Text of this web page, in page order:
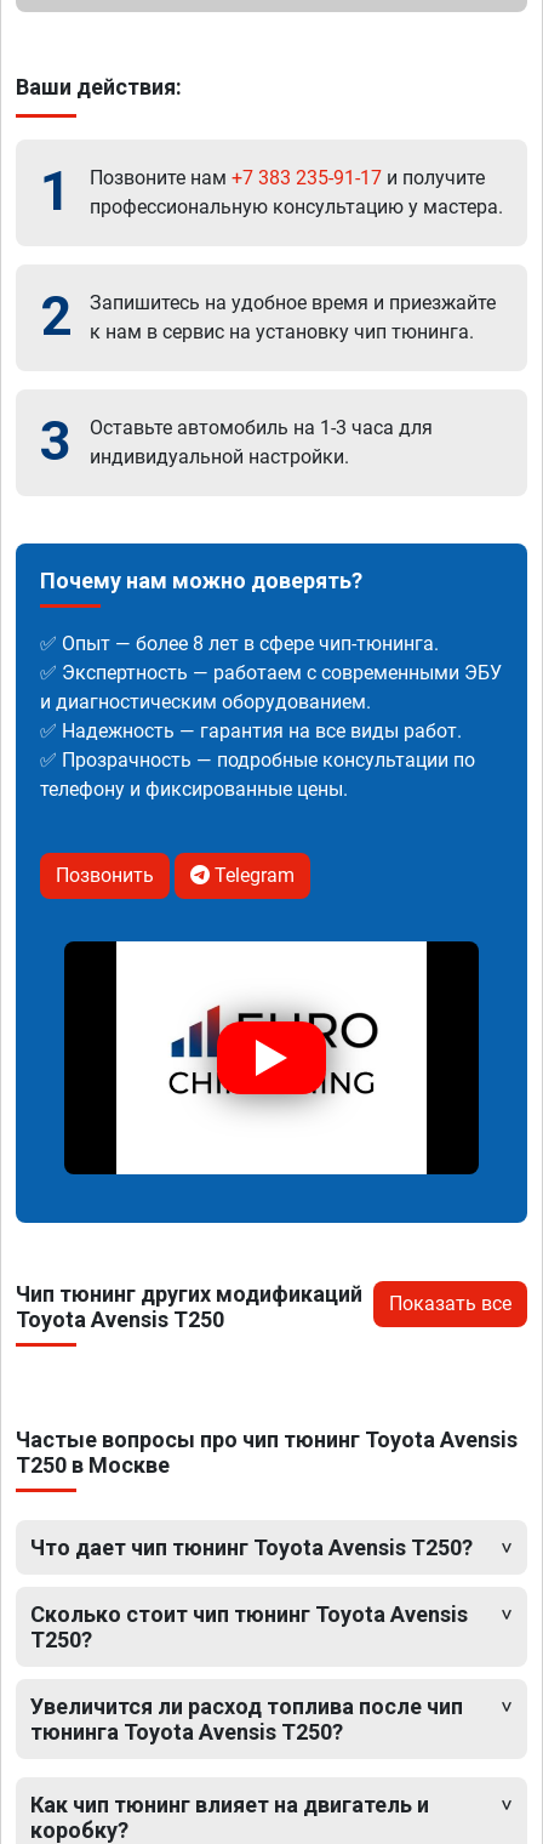
Ваши действия:
1 Позвоните нам +7 383 235-91-17 и получите
профессиональную консультацию у мастера.
2
Запишитесь на удобное время и приезжайте
к нам в сервис на установку чип тюнинга.
3
Оставьте автомобиль на 1-3 часа для
индивидуальной настройки.
Почему нам можно доверять?
✅ Опыт — более 8 лет в сфере чип-тюнинга.
✅ Экспертность — работаем с современными ЭБУ
и диагностическим оборудованием.
✅ Надежность — гарантия на все виды работ.
✅ Прозрачность — подробные консультации по
телефону и фиксированные цены.
Позвонить Telegram
Чип тюнинг других модификаций
Toyota Avensis T250
Показать все
Частые вопросы про чип тюнинг Toyota Avensis
T250 в Москве
Что дает чип тюнинг Toyota Avensis T250?
Сколько стоит чип тюнинг Toyota Avensis
T250?
Увеличится ли расход топлива после чип
тюнинга Toyota Avensis T250?
Как чип тюнинг влияет на двигатель и
коробку?